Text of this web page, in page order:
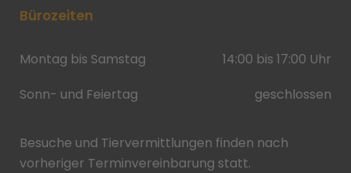
Bürozeiten
Montag bis Samstag
14:00 bis 17:00 Uhr
Sonn- und Feiertag
geschlossen
Besuche und Tiervermittlungen finden nach
vorheriger Terminvereinbarung statt.